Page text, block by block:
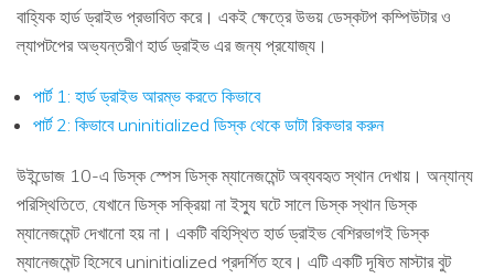
বাহ্যিক হার্ড ড্রাইভ প্রভাবিত করে। একই ক্ষেত্রে উভয় ডেস্কটপ কম্পিউটার ও
ল্যাপটপের অভ্যন্তরীণ হার্ড ড্রাইভ এর জন্য প্রযোজ্য।
পার্ট 1: হার্ড ড্রাইভ আরম্ভ করতে কিভাবে
পার্ট 2: কিভাবে uninitialized ডিস্ক থেকে ডাটা রিকভার করুন
উইন্ডোজ 10-এ ডিস্ক স্পেস ডিস্ক ম্যানেজমেন্ট অব্যবহৃত স্থান দেখায়। অন্যান্য
পরিস্থিতিতে, যেখানে ডিস্ক সক্রিয়া না ইস্যু ঘটে সালে ডিস্ক স্থান ডিস্ক
ম্যানেজমেন্ট দেখানো হয় না। একটি বহিস্থিত হার্ড ড্রাইভ বেশিরভাগই ডিস্ক
ম্যানেজমেন্ট হিসেবে uninitialized প্রদর্শিত হবে। এটি একটি দূষিত মাস্টার বুট